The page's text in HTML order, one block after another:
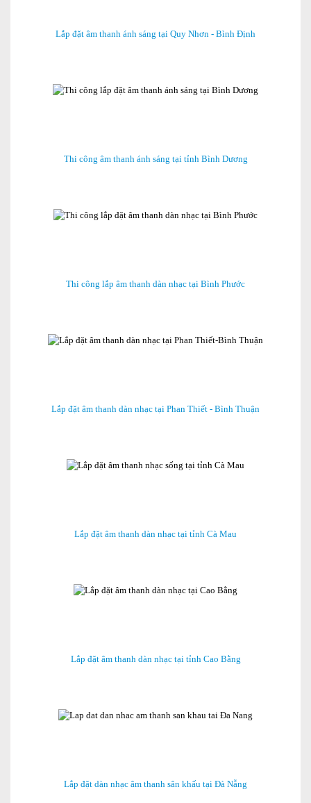
Lắp đặt âm thanh ánh sáng tại Quy Nhơn - Bình Định
Thi công âm thanh ánh sáng tại tỉnh Bình Dương
Thi công lắp âm thanh dàn nhạc tại Bình Phước
Lắp đặt âm thanh dàn nhạc tại Phan Thiết - Bình Thuận
Lắp đặt âm thanh dàn nhạc tại tỉnh Cà Mau
Lắp đặt âm thanh dàn nhạc tại tỉnh Cao Bằng
Lắp đặt dàn nhạc âm thanh sân khấu tại Đà Nẵng